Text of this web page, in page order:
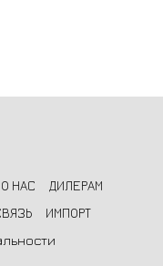
О НАС
ДИЛЕРАМ
ИМПОРТ